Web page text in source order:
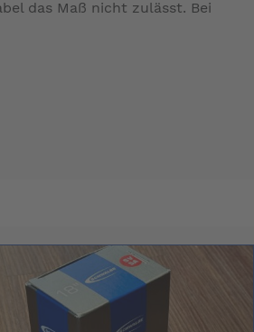
das Maß nicht zulässt. Bei